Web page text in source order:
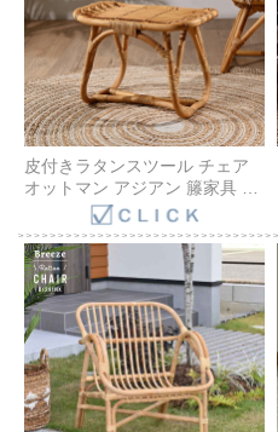
皮付きラタンスツール チェア
オットマン アジアン 籐家具 パ
ーソナルチェア ダイニングチ
ェア アジアン リゾート カフェ
おしゃれ 椅子 籐椅子 アジアン
家具 軽い 使いやすい 持ち運び
楽々 可愛い コンパクト 子供椅
子 子供いす インテリア おしゃ
れ 丸い S154ME